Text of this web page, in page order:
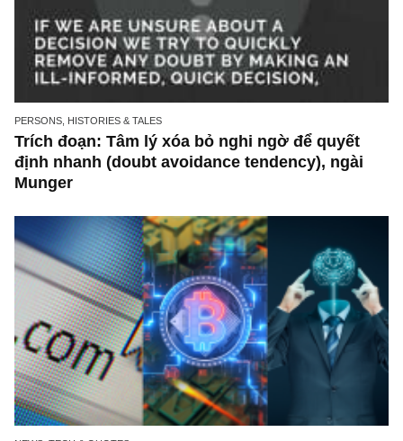
Nam?
PERSONS, HISTORIES & TALES
Trích đoạn: Tâm lý xóa bỏ nghi ngờ để quyết
định nhanh (doubt avoidance tendency),
Munger